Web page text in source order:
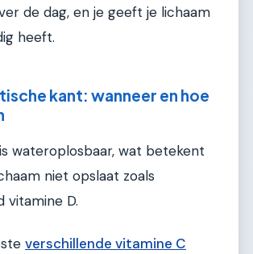
de dag, en je geeft je lichaam
heeft.
kant: wanneer en hoe
wateroplosbaar, wat betekent
niet opslaat zoals
vitamine D.
verschillende vitamine C